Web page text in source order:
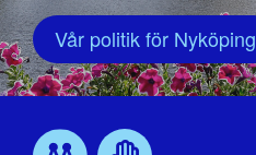
Vår politik för Nyköping